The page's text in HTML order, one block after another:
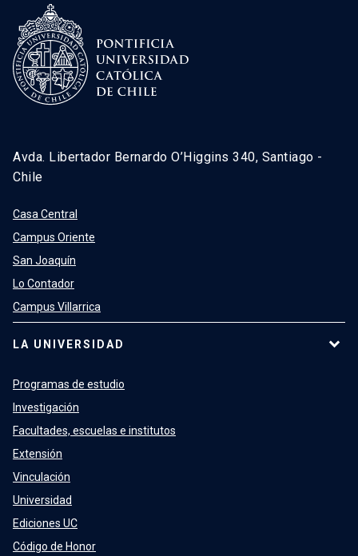
Avda. Libertador Bernardo O’Higgins 340, Santiago -
Chile
Casa Central
Campus Oriente
San Joaquín
Lo Contador
Campus Villarrica
LA UNIVERSIDAD
Programas de estudio
Investigación
Facultades, escuelas e institutos
Extensión
Vinculación
Universidad
Ediciones UC
Código de Honor